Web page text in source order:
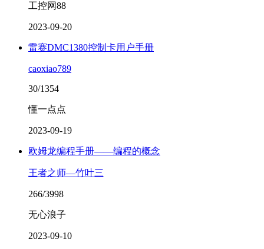
工控网88
2023-09-20
雷赛DMC1380控制卡用户手册
caoxiao789
30/1354
懂一点点
2023-09-19
欧姆龙编程手册——编程的概念
王者之师—竹叶三
266/3998
无心浪子
2023-09-10